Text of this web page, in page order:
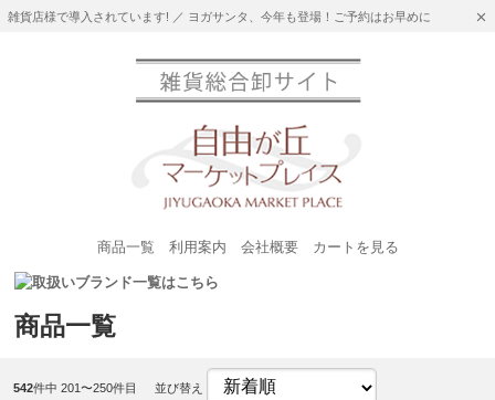
雑貨店様で導入されています! ／ ヨガサンタ、今年も登場！ご予約はお早めに
商品一覧 利用案内 会社概要 カートを見る
商品一覧
542件中 201〜250件目 並び替え